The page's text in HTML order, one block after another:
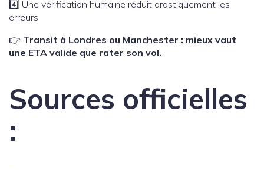
4️⃣ Une vérification humaine réduit drastiquement les
erreurs
👉 Transit à Londres ou Manchester : mieux vaut
une ETA valide que rater son vol.
Sources officielles
: